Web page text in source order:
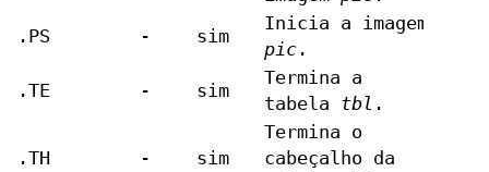
.PS
- sim
Inicia a imagem
pic .
.TE
- sim
Termina a
tabela tbl .
.TH - sim
Termina o
cabeçalho da